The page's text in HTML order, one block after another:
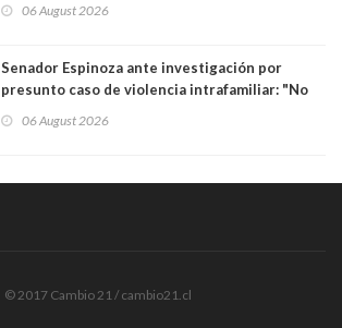
06 August 2026
Senador Espinoza ante investigación por
presunto caso de violencia intrafamiliar: "No
antecedentes a Tribunal Supremo
06 August 2026
© 2017 Cambio 21 / cambio21.cl